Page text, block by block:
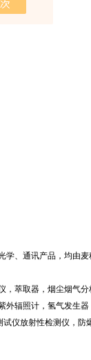
、通讯产品，均由
萃取器，烟尘烟气
辐照计，氢气发生
仪放射性检测仪，